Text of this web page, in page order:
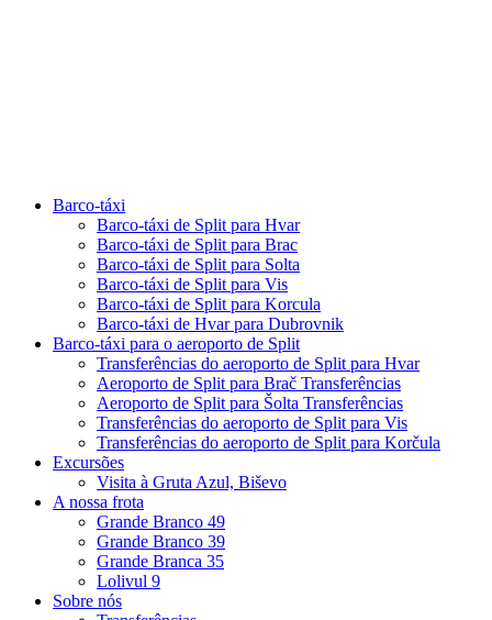
Barco-táxi
Barco-táxi de Split para Hvar
Barco-táxi de Split para Brac
Barco-táxi de Split para Solta
Barco-táxi de Split para Vis
Barco-táxi de Split para Korcula
Barco-táxi de Hvar para Dubrovnik
Barco-táxi para o aeroporto de Split
Transferências do aeroporto de Split para Hvar
Aeroporto de Split para Brač Transferências
Aeroporto de Split para Šolta Transferências
Transferências do aeroporto de Split para Vis
Transferências do aeroporto de Split para Korčula
Excursões
Visita à Gruta Azul, Biševo
A nossa frota
Grande Branco 49
Grande Branco 39
Grande Branca 35
Lolivul 9
Sobre nós